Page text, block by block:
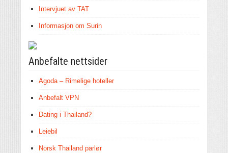
Intervjuet av TAT
Informasjon om Surin
Anbefalte nettsider
Agoda – Rimelige hoteller
Anbefalt VPN
Dating i Thailand?
Leiebil
Norsk Thailand parlør